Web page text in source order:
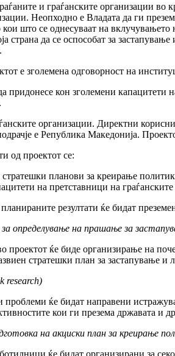
и граѓанските организации во
Неопходно е Владата да ги
кои што се однесуваат на
страна да се оспособат за
е зголемена одговорност на
придонесе кон зголемени капацитети
организации. Директни
е Република Македонија.
од проектот се:
стратешки планови за креирање
на претставници на
резултати ќе бидат
определување на прашање за
проектот ќе биде организирање на
стратешки план за застапување и
research)
проблеми ќе бидат направени
кои ги презема државата и
на акциски план за креирање
ќе бидат организирани за